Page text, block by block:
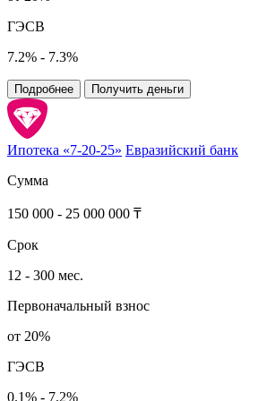
ГЭСВ
7.2% - 7.3%
Подробнее Получить деньги
Ипотека «7-20-25» Евразийский банк
Сумма
150 000 - 25 000 000 ₸
Срок
12 - 300 мес.
Первоначальный взнос
от 20%
ГЭСВ
0.1% - 7.2%